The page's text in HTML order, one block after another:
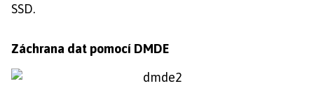
SSD.
Záchrana dat pomocí DMDE